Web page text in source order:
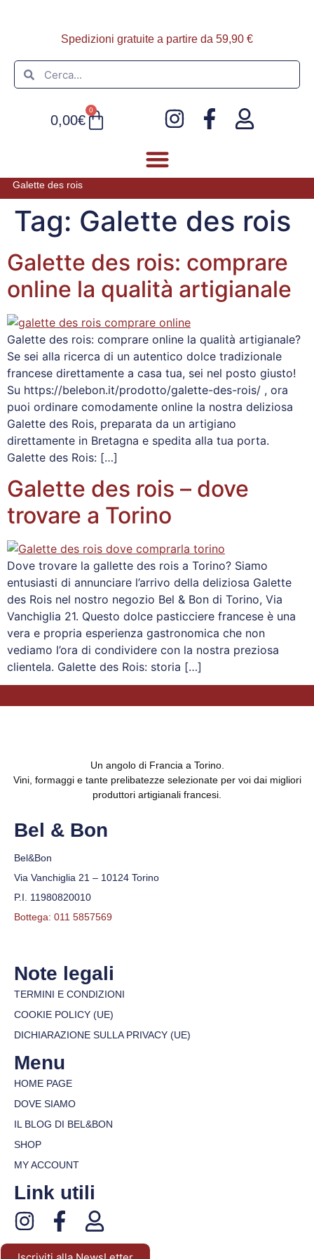
Spedizioni gratuite a partire da 59,90 €
0,00€
0
Galette des rois
Tag: Galette des rois
Galette des rois: comprare
online la qualità artigianale
Galette des rois: comprare online la qualità artigianale?
Se sei alla ricerca di un autentico dolce tradizionale
francese direttamente a casa tua, sei nel posto giusto!
Su https://belebon.it/prodotto/galette-des-rois/ , ora
puoi ordinare comodamente online la nostra deliziosa
Galette des Rois, preparata da un artigiano
direttamente in Bretagna e spedita alla tua porta.
Galette des Rois: […]
Galette des rois – dove
trovare a Torino
Dove trovare la gallette des rois a Torino? Siamo
entusiasti di annunciare l’arrivo della deliziosa Galette
des Rois nel nostro negozio Bel & Bon di Torino, Via
Vanchiglia 21. Questo dolce pasticciere francese è una
vera e propria esperienza gastronomica che non
vediamo l’ora di condividere con la nostra preziosa
clientela. Galette des Rois: storia […]
Un angolo di Francia a Torino.
Vini, formaggi e tante prelibatezze selezionate per voi dai migliori
produttori artigianali francesi.
Bel & Bon
Bel&Bon
Via Vanchiglia 21 – 10124 Torino
P.I. 11980820010
Bottega: 011 5857569
Note legali
TERMINI E CONDIZIONI
COOKIE POLICY (UE)
DICHIARAZIONE SULLA PRIVACY (UE)
Menu
HOME PAGE
DOVE SIAMO
IL BLOG DI BEL&BON
SHOP
MY ACCOUNT
Link utili